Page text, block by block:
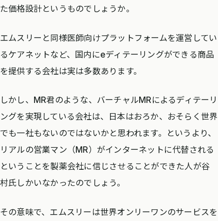
た価格設計というものでしょうか。
エムスリーと同様医師向けプラットフォームを運営してい
るケアネットなど、国内にeディテーリングができる商品
を提供する会社は実は多数あります。
しかし、MR君のような、バーチャルMRによるディテーリ
ングを実現している会社は、日本はおろか、おそらく世界
でも一社もないのではないかと思われます。というより、
リアルの営業マン（MR）がインターネットに代替される
ということを製薬会社に信じさせることができた人が谷
村氏しかいなかったのでしょう。
その意味で、エムスリーは世界オンリーワンのサービスを